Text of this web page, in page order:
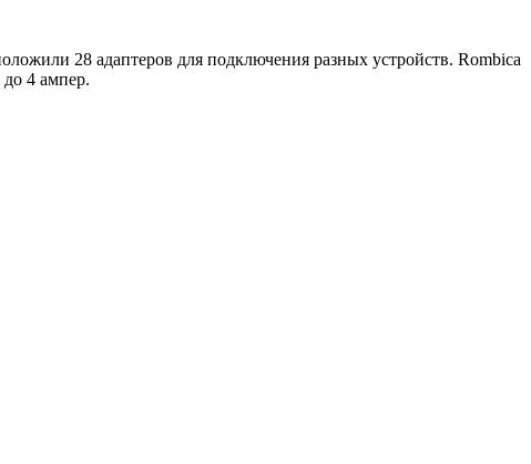
28 адаптеров для подключения разных устройств. Rombica
4 ампер.